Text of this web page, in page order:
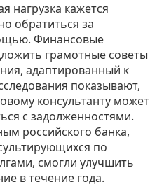
нагрузка кажется
обратиться за
Финансовые
грамотные советы
адаптированный к
показывают,
консультанту может
с задолженностями.
российского банка,
по
смогли улучшить
в течение года.